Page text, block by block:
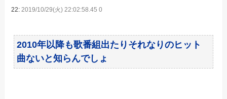
22:2019/10/29(火) 22:02:58.45 0
2010年以降も歌番組出たりそれなりのヒット
曲ないと知らんでしょ